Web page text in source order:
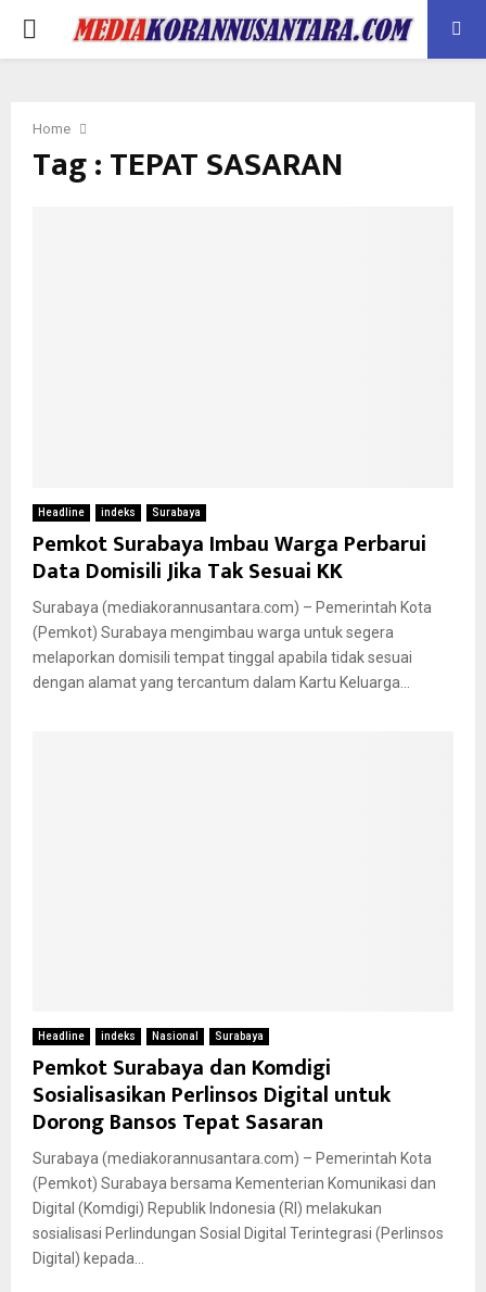
PRIMARY
Home
Tag : TEPAT SASARAN
Headline indeks Surabaya
Pemkot Surabaya Imbau Warga Perbarui
Data Domisili Jika Tak Sesuai KK
Surabaya (mediakorannusantara.com) – Pemerintah Kota
(Pemkot) Surabaya mengimbau warga untuk segera
melaporkan domisili tempat tinggal apabila tidak sesuai
dengan alamat yang tercantum dalam Kartu Keluarga...
Headline indeks Nasional Surabaya
Pemkot Surabaya dan Komdigi
Sosialisasikan Perlinsos Digital untuk
Dorong Bansos Tepat Sasaran
Surabaya (mediakorannusantara.com) – Pemerintah Kota
(Pemkot) Surabaya bersama Kementerian Komunikasi dan
Digital (Komdigi) Republik Indonesia (RI) melakukan
sosialisasi Perlindungan Sosial Digital Terintegrasi (Perlinsos
Digital) kepada...